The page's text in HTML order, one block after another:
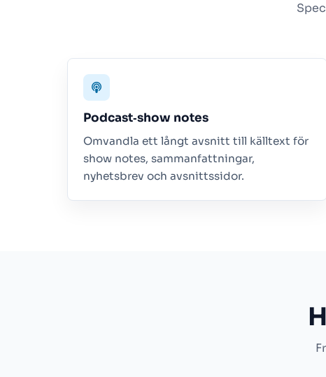
Podcast‑show notes
Omvandla ett långt avsnitt till källtext för
show notes, sammanfattningar,
nyhetsbrev och avsnittssidor.